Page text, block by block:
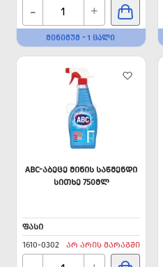
- +
ᲛᲘᲜᲘᲛᲣᲛ - 1 ᲪᲐᲚᲘ
ABC-ᲐᲑᲔᲪᲔ ᲛᲘᲜᲘᲡ ᲡᲐᲬᲛᲔᲜᲓᲘ
ᲡᲘᲗᲮᲔ 750ᲛᲚ
ᲤᲐᲡᲘ
1610-0302
ᲐᲠ ᲐᲠᲘᲡ ᲛᲐᲠᲐᲒᲨᲘ